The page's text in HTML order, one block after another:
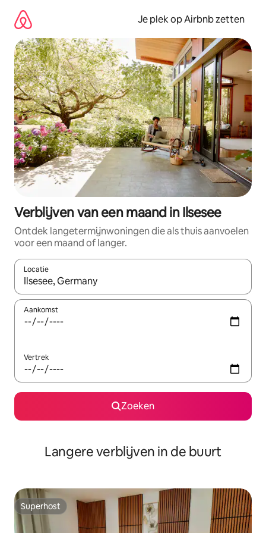
direct
naar
inhoud
Je plek op Airbnb zetten
Verblijven van een maand in Ilsesee
Ontdek langetermijnwoningen die als thuis aanvoelen
voor een maand of langer.
Locatie
Wanneer er resultaten beschikbaar zijn, maak je een keuze
Aankomst
Vertrek
Zoeken
Langere verblijven in de buurt
Superhost
Superhost